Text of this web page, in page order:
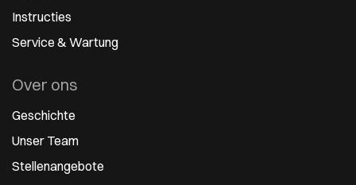
Instructies
Service & Wartung
Over ons
Geschichte
Unser Team
Stellenangebote